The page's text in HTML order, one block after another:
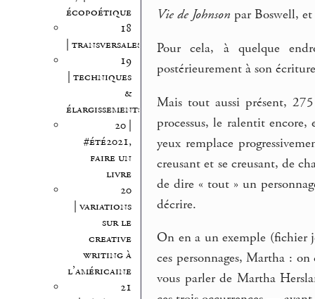
écopoétique
18
| transversales
19
| techniques
&
élargissements
20 |
#été2021,
faire un
livre
20
| variations
sur le
creative
writing à
l’américaine
21
Vie de Johnson par Boswell, et
Pour cela, à quelque
postérieurement à son
Mais tout aussi présent,
processus, le ralentit
yeux remplace
creusant et se creusant, de
de dire « tout » un
décrire.
On en a un exemple (fichier
ces personnages, Martha :
vous parler de Martha